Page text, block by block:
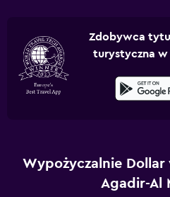
Zdobywca
turystyczna w
Wypożyczalnie
Agadir-Al